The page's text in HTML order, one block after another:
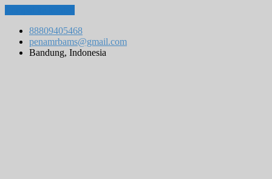
88809405468
penamrbams@gmail.com
Bandung, Indonesia